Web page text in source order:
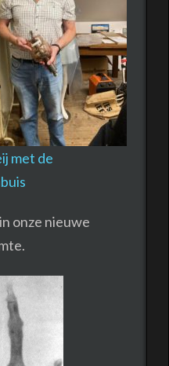
met de
onze nieuwe